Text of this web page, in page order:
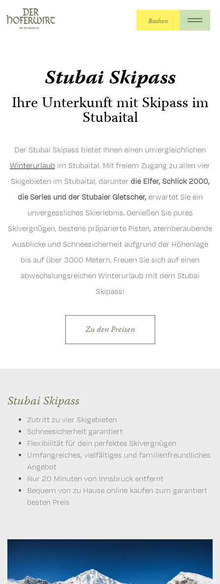
Buchen
Stubai Skipass
Ihre Unterkunft mit Skipass im
Stubaital
Der Stubai Skipass bietet Ihnen einen unvergleichlichen
Winterurlaub im Stubaital. Mit freiem Zugang zu allen vier
Skigebieten im Stubaital, darunter die Elfer, Schlick 2000,
die Serles und der Stubaier Gletscher,erwartet Sie ein
unvergessliches Skierlebnis. Genießen Sie pures
Skivergnügen, bestens präparierte Pisten, atemberaubende
Ausblicke und Schneesicherheit aufgrund der Höhenlage
bis auf über 3000 Metern. Freuen Sie sich auf einen
abwechslungsreichen Winterurlaub mit dem Stubai
Skipass!
Zu den Preisen
Stubai Skipass
Zutritt zu vier Skigebieten
Schneesicherheit garantiert
Flexibilität für dein perfektes Skivergnügen
Umfangreiches, vielfältiges und familienfreundliches
Angebot
Nur 20 Minuten von Innsbruck entfernt
Bequem von zu Hause online kaufen zum garantiert
besten Preis